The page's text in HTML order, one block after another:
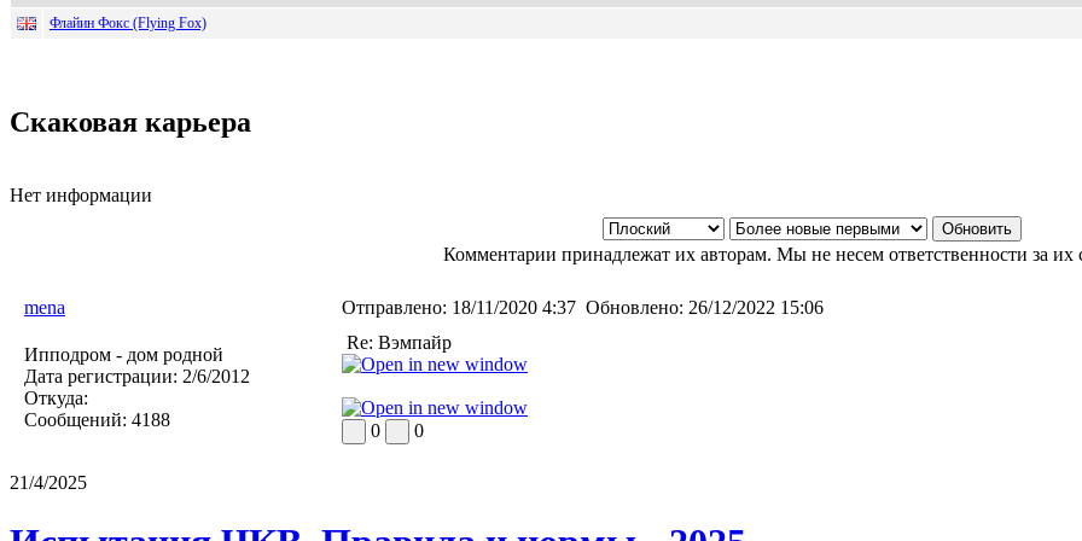
Флайин Фокс (Flying Fox)
Скаковая карьера
Нет информации
Комментарии принадлежат их авторам. Мы не несем ответственности за их
mena Отправлено: 18/11/2020 4:37 Обновлено: 26/12/2022 15:06
Ипподром - дом родной
Дата регистрации: 2/6/2012
Откуда:
Сообщений: 4188
Re: Вэмпайр
0 0
21/4/2025